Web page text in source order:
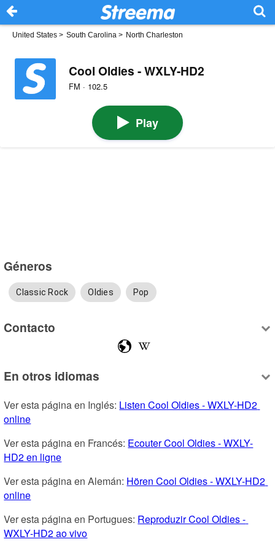
United States > South Carolina > North Charleston
Cool Oldies - WXLY-HD2
FM · 102.5
Play
Géneros
Classic Rock Oldies Pop
Contacto
En otros idiomas
Ver esta página en Inglés: Listen Cool Oldies - WXLY-HD2
online
Ver esta página en Francés: Ecouter Cool Oldies - WXLY-
HD2 en ligne
Ver esta página en Alemán: Hören Cool Oldies - WXLY-HD2
online
Ver esta página en Portugues: Reproduzir Cool Oldies -
WXLY-HD2 ao vivo